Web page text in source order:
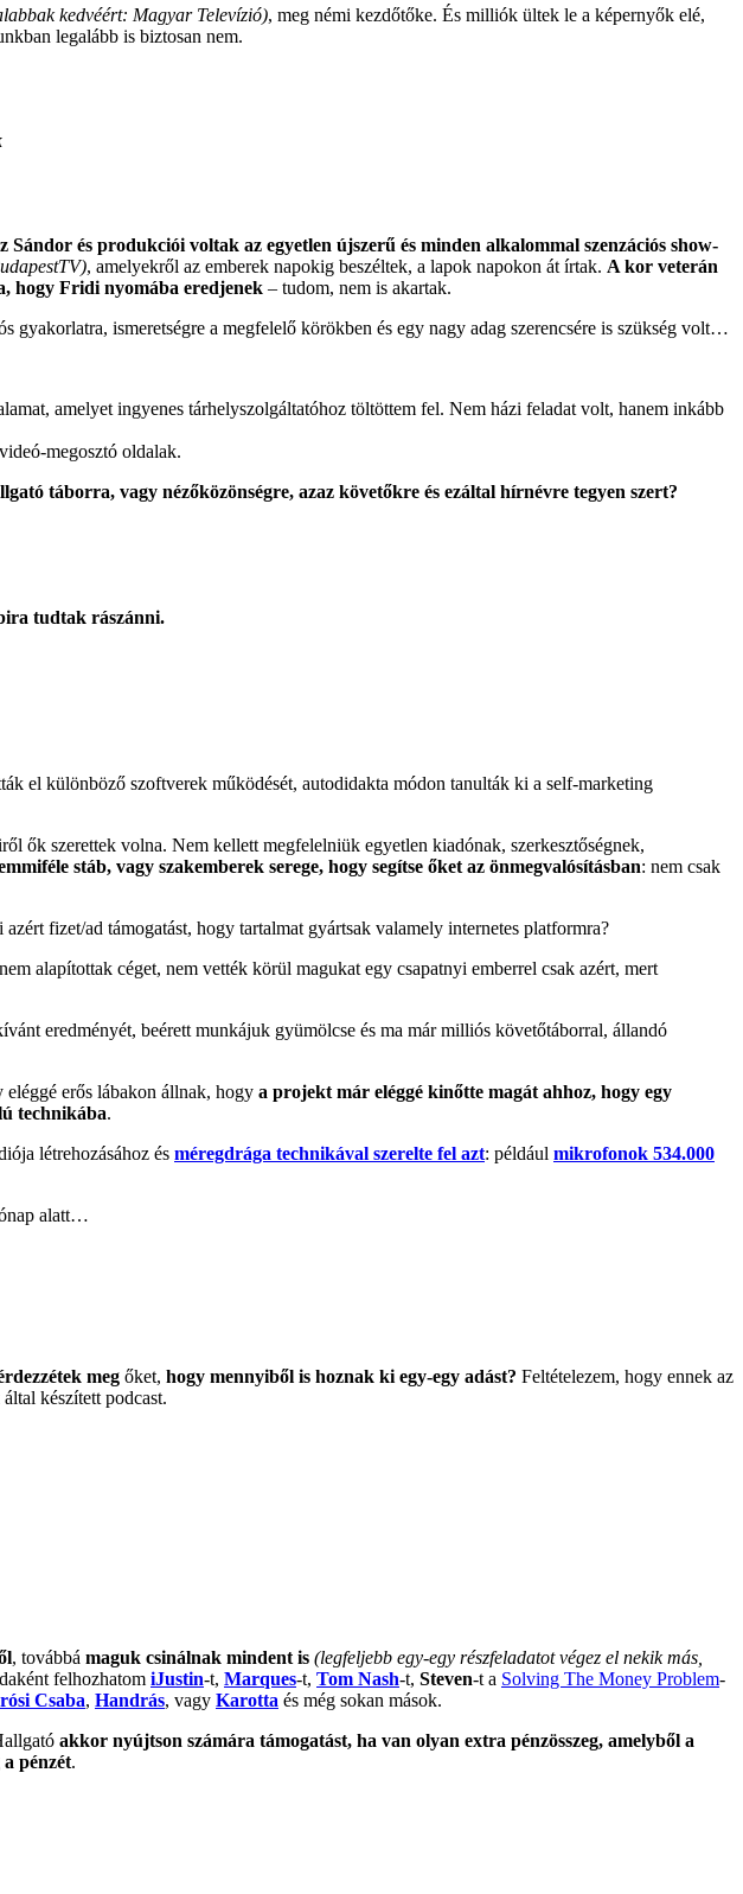
kedvéért: Magyar Televízió), meg némi kezdőtőke. És milliók ültek le a képernyők elé,
legalább is biztosan nem.
Sándor és produkciói voltak az egyetlen újszerű és minden alkalommal szenzációs show-
, amelyekről az emberek napokig beszéltek, a lapok napokon át írtak. A kor veterán
hogy Fridi nyomába eredjenek – tudom, nem is akartak.
ismeretségre a megfelelő körökben és egy nagy adag szerencsére is szükség volt…
amelyet ingyenes tárhelyszolgáltatóhoz töltöttem fel. Nem házi feladat volt, hanem inkább
megosztó oldalak.
táborra, vagy nézőközönségre, azaz követőkre és ezáltal hírnévre tegyen szert?
tudtak rászánni.
el különböző szoftverek működését, autodidakta módon tanulták ki a self-marketing
ők szerettek volna. Nem kellett megfelelniük egyetlen kiadónak, szerkesztőségnek,
stáb, vagy szakemberek serege, hogy segítse őket az önmegvalósításban: nem csak
fizet/ad támogatást, hogy tartalmat gyártsak valamely internetes platformra?
alapítottak céget, nem vették körül magukat egy csapatnyi emberrel csak azért, mert
eredményét, beérett munkájuk gyümölcse és ma már milliós követőtáborral, állandó
erős lábakon állnak, hogy a projekt már eléggé kinőtte magát ahhoz, hogy egy
technikába.
létrehozásához és méregdrága technikával szerelte fel azt: például mikrofonok 534.000
alatt…
meg őket, hogy mennyiből is hoznak ki egy-egy adást? Feltételezem, hogy ennek az
készített podcast.
, továbbá maguk csinálnak mindent is (legfeljebb egy-egy részfeladatot végez el nekik más,
felhozhatom iJustin-t, Marques-t, Tom Nash-t, Steven-t a Solving The Money Problem-
Csaba, Handrás, vagy Karotta és még sokan mások.
akkor nyújtson számára támogatást, ha van olyan extra pénzösszeg, amelyből a
pénzét.